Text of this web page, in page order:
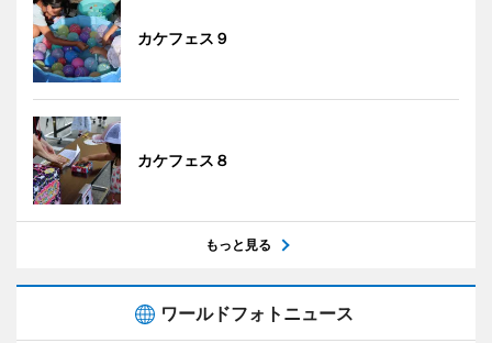
カケフェス９
カケフェス８
もっと見る
ワールドフォトニュース